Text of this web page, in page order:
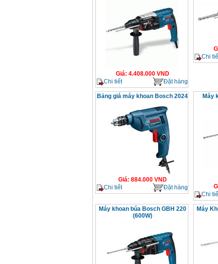
Giá: 4.408.000VND
Chi tiết
Đặt hàng
Chi
Bảng giá máy khoan Bosch 2024
Giá: 884.000VND
Chi tiết
Đặt hàng
Máy
Chi
Máy khoan búa Bosch GBH 220
(600W)
Máy